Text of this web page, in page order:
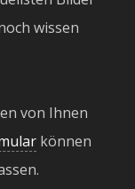
wissen
von Ihnen
können